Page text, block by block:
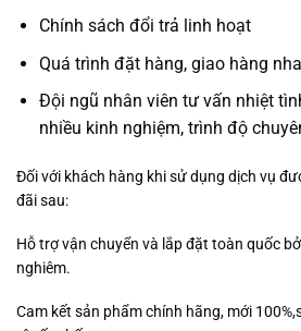
Chính sách đổi trả linh hoạt
Quá trình đặt hàng, giao hàng
Đội ngũ nhân viên tư vấn nhiệt
nhiều kinh nghiệm, trình độ
Đối với khách hàng khi sử dụng dịch vụ
đãi sau:
Hỗ trợ vận chuyển và lắp đặt toàn quốc
nghiêm.
Cam kết sản phẩm chính hãng, mới